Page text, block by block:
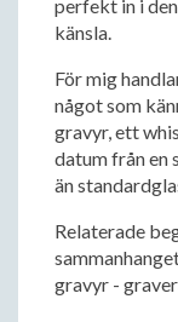
perfekt in i
känsla.
För mig
något som
gravyr, ett
datum från en
än
Relaterade
gravyr -